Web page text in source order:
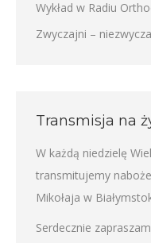
Wykład w Radiu
Zwyczajni –
Transmisja na
W każdą niedzielę
transmitujemy
Mikołaja w
Serdecznie